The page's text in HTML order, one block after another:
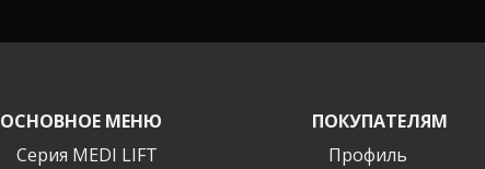
ОСНОВНОЕ МЕНЮ
Серия MEDI LIFT
ПОКУПАТЕЛЯМ
Профиль